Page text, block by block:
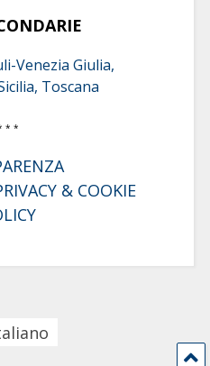
Venezia Giulia,
Toscana
* *
& COOKIE